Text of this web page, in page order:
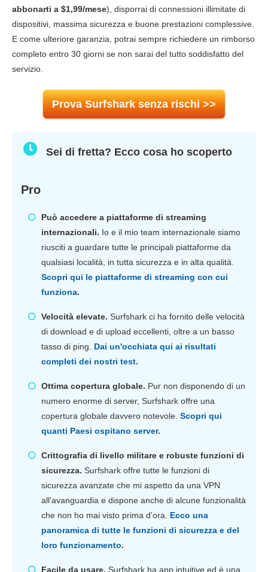
abbonarti a $1,99/mese), disporrai di connessioni illimitate di
dispositivi, massima sicurezza e buone prestazioni complessive.
E come ulteriore garanzia, potrai sempre richiedere un rimborso
completo entro 30 giorni se non sarai del tutto soddisfatto del
servizio.
Prova Surfshark senza rischi >>
Sei di fretta? Ecco cosa ho scoperto
Pro
Può accedere a piattaforme di streaming
internazionali. Io e il mio team internazionale siamo
riusciti a guardare tutte le principali piattaforme da
qualsiasi località, in tutta sicurezza e in alta qualità.
Scopri qui le piattaforme di streaming con cui
funziona.
Velocità elevate. Surfshark ci ha fornito delle velocità
di download e di upload eccellenti, oltre a un basso
tasso di ping. Dai un'occhiata qui ai risultati
completi dei nostri test.
Ottima copertura globale. Pur non disponendo di un
numero enorme di server, Surfshark offre una
copertura globale davvero notevole. Scopri qui
quanti Paesi ospitano server.
Crittografia di livello militare e robuste funzioni di
sicurezza. Surfshark offre tutte le funzioni di
sicurezza avanzate che mi aspetto da una VPN
all'avanguardia e dispone anche di alcune funzionalità
che non ho mai visto prima d'ora. Ecco una
panoramica di tutte le funzioni di sicurezza e del
loro funzionamento.
Facile da usare. Surfshark ha app intuitive ed è una